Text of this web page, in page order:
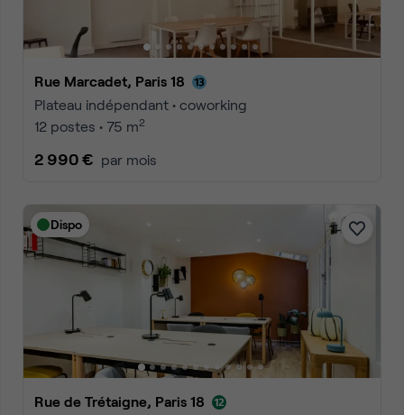
Rue Marcadet, Paris 18
Plateau indépendant • coworking
12 postes • 75 m2
2 990 € par mois
Dispo
Rue de Trétaigne, Paris 18